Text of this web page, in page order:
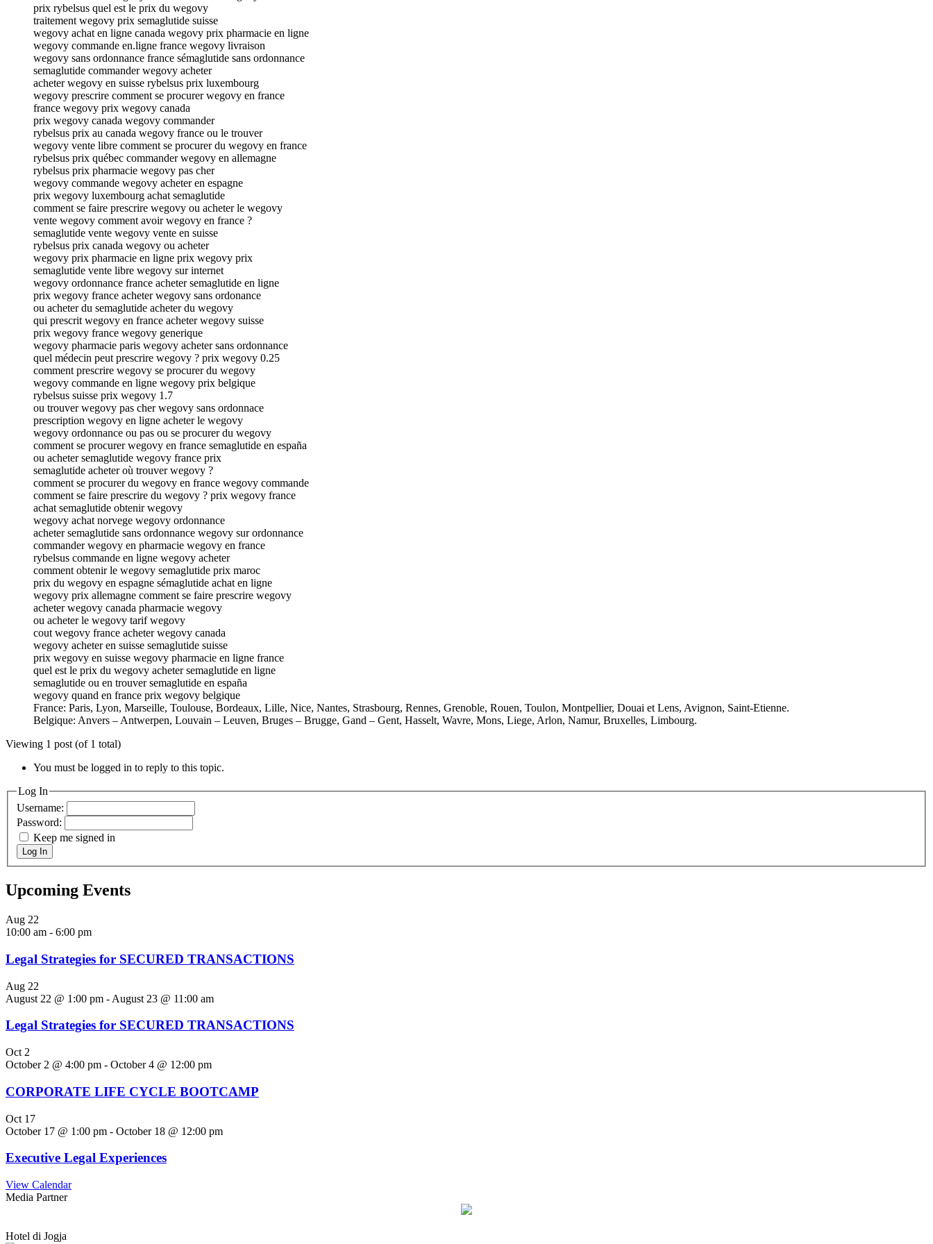
prix rybelsus quel est le prix du wegovy
traitement wegovy prix semaglutide suisse
wegovy achat en ligne canada wegovy prix pharmacie en ligne
wegovy commande en.ligne france wegovy livraison
wegovy sans ordonnance france sémaglutide sans ordonnance
semaglutide commander wegovy acheter
acheter wegovy en suisse rybelsus prix luxembourg
wegovy prescrire comment se procurer wegovy en france
france wegovy prix wegovy canada
prix wegovy canada wegovy commander
rybelsus prix au canada wegovy france ou le trouver
wegovy vente libre comment se procurer du wegovy en france
rybelsus prix québec commander wegovy en allemagne
rybelsus prix pharmacie wegovy pas cher
wegovy commande wegovy acheter en espagne
prix wegovy luxembourg achat semaglutide
comment se faire prescrire wegovy ou acheter le wegovy
vente wegovy comment avoir wegovy en france ?
semaglutide vente wegovy vente en suisse
rybelsus prix canada wegovy ou acheter
wegovy prix pharmacie en ligne prix wegovy prix
semaglutide vente libre wegovy sur internet
wegovy ordonnance france acheter semaglutide en ligne
prix wegovy france acheter wegovy sans ordonance
ou acheter du semaglutide acheter du wegovy
qui prescrit wegovy en france acheter wegovy suisse
prix wegovy france wegovy generique
wegovy pharmacie paris wegovy acheter sans ordonnance
quel médecin peut prescrire wegovy ? prix wegovy 0.25
comment prescrire wegovy se procurer du wegovy
wegovy commande en ligne wegovy prix belgique
rybelsus suisse prix wegovy 1.7
ou trouver wegovy pas cher wegovy sans ordonnace
prescription wegovy en ligne acheter le wegovy
wegovy ordonnance ou pas ou se procurer du wegovy
comment se procurer wegovy en france semaglutide en españa
ou acheter semaglutide wegovy france prix
semaglutide acheter où trouver wegovy ?
comment se procurer du wegovy en france wegovy commande
comment se faire prescrire du wegovy ? prix wegovy france
achat semaglutide obtenir wegovy
wegovy achat norvege wegovy ordonnance
acheter semaglutide sans ordonnance wegovy sur ordonnance
commander wegovy en pharmacie wegovy en france
rybelsus commande en ligne wegovy acheter
comment obtenir le wegovy semaglutide prix maroc
prix du wegovy en espagne sémaglutide achat en ligne
wegovy prix allemagne comment se faire prescrire wegovy
acheter wegovy canada pharmacie wegovy
ou acheter le wegovy tarif wegovy
cout wegovy france acheter wegovy canada
wegovy acheter en suisse semaglutide suisse
prix wegovy en suisse wegovy pharmacie en ligne france
quel est le prix du wegovy acheter semaglutide en ligne
semaglutide ou en trouver semaglutide en españa
wegovy quand en france prix wegovy belgique
France: Paris, Lyon, Marseille, Toulouse, Bordeaux, Lille, Nice, Nantes, Strasbourg, Rennes, Grenoble, Rouen, Toulon, Montpellier, Douai et Lens, Avignon, Saint-Etienne.
Belgique: Anvers – Antwerpen, Louvain – Leuven, Bruges – Brugge, Gand – Gent, Hasselt, Wavre, Mons, Liege, Arlon, Namur, Bruxelles, Limbourg.
Viewing 1 post (of 1 total)
You must be logged in to reply to this topic.
Log In
Username:
Password:
Keep me signed in
Log In
Upcoming Events
Aug 22
10:00 am - 6:00 pm
Legal Strategies for SECURED TRANSACTIONS
Aug 22
August 22 @ 1:00 pm - August 23 @ 11:00 am
Legal Strategies for SECURED TRANSACTIONS
Oct 2
October 2 @ 4:00 pm - October 4 @ 12:00 pm
CORPORATE LIFE CYCLE BOOTCAMP
Oct 17
October 17 @ 1:00 pm - October 18 @ 12:00 pm
Executive Legal Experiences
View Calendar
Media Partner
Hotel di Jogja